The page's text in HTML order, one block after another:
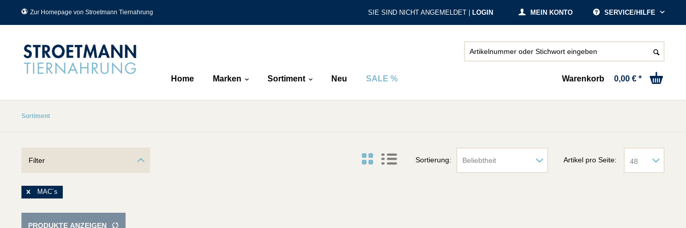
Zur Homepage von Stroetmann Tiernahrung SERVICE/HILFE
MEIN KONTO
SIE SIND NICHT ANGEMELDET | LOGIN
Home Marken Sortiment Neu SALE % Warenkorb 0,00 € *
Sortiment
Filter Artikel pro Seite:
Sortierung:
MAC´s
PRODUKTE ANZEIGEN